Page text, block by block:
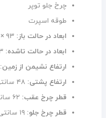
چرخ جلو توپر
طوقه اسپرت
ابعاد در حالت باز:
ابعاد در حالت تاشده:
ارتفاع نشیمن از زمین:
ارتفاع پشتی:
قطر چرخ عقب:
قطر چرخ جلو: